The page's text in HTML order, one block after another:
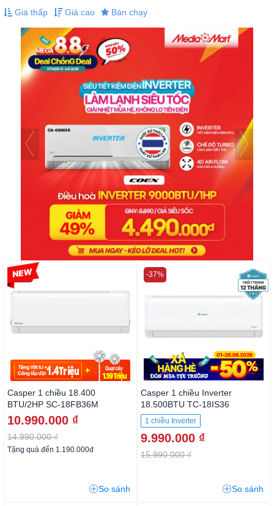
Giá thấp Giá cao Bán chạy
Casper 1 chiều 18.400
BTU/2HP SC-18FB36M
10.990.000 ₫
14.990.000 ₫
-26%
Tặng quà đến 1.190.000đ
So sánh
Casper 1 chiều Inverter
18.500BTU TC-18IS36
1 chiều Inverter
9.990.000 ₫
15.990.000 ₫
-37%
So sánh